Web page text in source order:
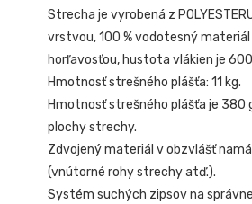
Strecha je vyrobená z
vrstvou, 100 % vodotesný materiál
horľavosťou, hustota vlákien je
Hmotnosť strešného plášťa: 11 kg.
Hmotnosť strešného plášťa je
plochy strechy.
Zdvojený materiál v obzvlášť
(vnútorné rohy strechy atď.).
Systém suchých zipsov na